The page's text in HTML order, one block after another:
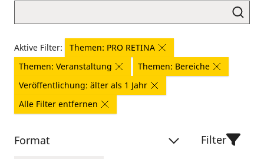
Aktive Filter:
Themen: PRO RETINA
Themen: Veranstaltung
Themen: Bereiche
Veröffentlichung: älter als 1 Jahr
Alle Filter entfernen
Format Filter